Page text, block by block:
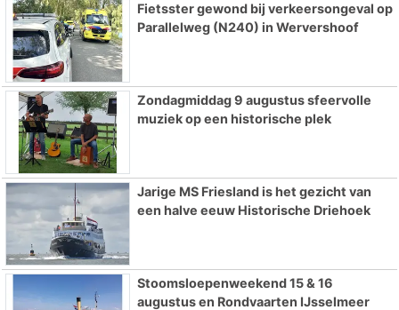
Fietsster gewond bij verkeersongeval op
Parallelweg (N240) in Wervershoof
Zondagmiddag 9 augustus sfeervolle
muziek op een historische plek
Jarige MS Friesland is het gezicht van
een halve eeuw Historische Driehoek
Stoomsloepenweekend 15 & 16
augustus en Rondvaarten IJsselmeer